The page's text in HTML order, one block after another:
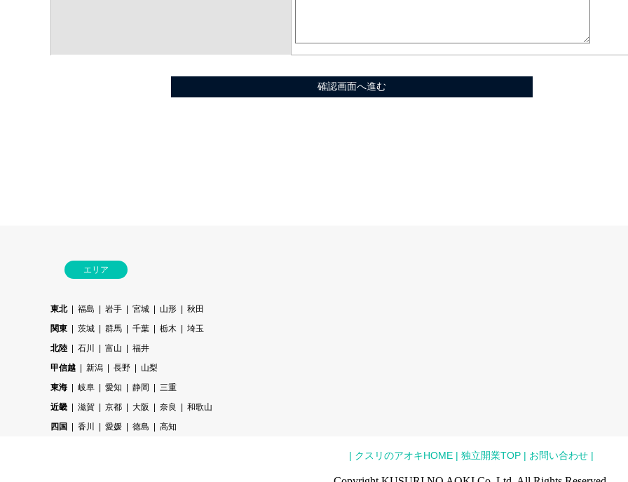
エリア
東北 福島 岩手 宮城 山形
秋田
関東
茨城 群馬 千葉 栃木
埼玉
北陸
石川 富山
福井
甲信越
新潟 長野
山梨
東海
岐阜 愛知 静岡
三重
近畿
滋賀 京都 大阪 奈良
和歌山
四国
香川 愛媛 徳島 高知
| クスリのアオキHOME| 独立開業TOP| お問い合わせ|